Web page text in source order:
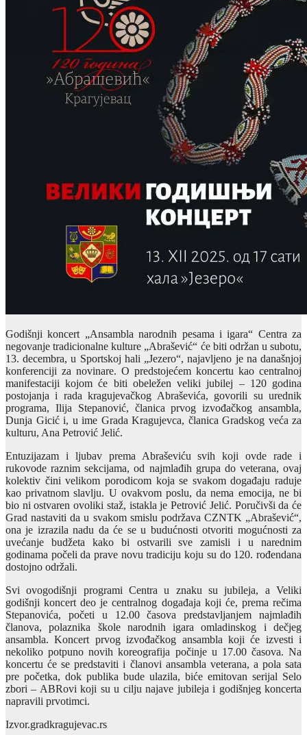
Godišnji koncert „Ansambla narodnih pesama i igara“ Centra za
negovanje tradicionalne kulture „Abrašević“ će biti održan u subotu,
13. decembra, u Sportskoj hali „Jezero“, najavljeno je na današnjoj
konferenciji za novinare. O predstojećem koncertu kao centralnoj
manifestaciji kojom će biti obeležen veliki jubilej – 120 godina
postojanja i rada kragujevačkog Abraševića, govorili su urednik
programa, Ilija Stepanović, članica prvog izvođačkog ansambla,
Dunja Gicić i, u ime Grada Kragujevca, članica Gradskog veća za
kulturu, Ana Petrović Jelić.
Entuzijazam i ljubav prema Abraševiću svih koji ovde rade i
rukovode raznim sekcijama, od najmlađih grupa do veterana, ovaj
kolektiv čini velikom porodicom koja se svakom događaju raduje
kao privatnom slavlju. U ovakvom poslu, da nema emocija, ne bi
bio ni ostvaren ovoliki staž, istakla je Petrović Jelić. Poručivši da će
Grad nastaviti da u svakom smislu podržava CZNTK „Abrašević“,
ona je izrazila nadu da će se u budućnosti otvoriti mogućnosti za
uvećanje budžeta kako bi ostvarili sve zamisli i u narednim
godinama počeli da prave novu tradiciju koju su do 120. rođendana
dostojno održali.
Svi ovogodišnji programi Centra u znaku su jubileja, a Veliki
godišnji koncert deo je centralnog događaja koji će, prema rečima
Stepanovića, početi u 12.00 časova predstavljanjem najmlađih
članova, polaznika škole narodnih igara omladinskog i dečjeg
ansambla. Koncert prvog izvođačkog ansambla koji će izvesti i
nekoliko potpuno novih koreografija počinje u 17.00 časova. Na
koncertu će se predstaviti i članovi ansambla veterana, a pola sata
pre početka, dok publika bude ulazila, biće emitovan serijal Selo
zbori – ABRovi koji su u cilju najave jubileja i godišnjeg koncerta
napravili prvotimci.
Izvor.gradkragujevac.rs